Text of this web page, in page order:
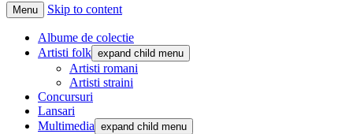
Menu Skip to content
Albume de colectie
Artisti folk expand child menu
Artisti romani
Artisti straini
Concursuri
Lansari
Multimedia expand child menu